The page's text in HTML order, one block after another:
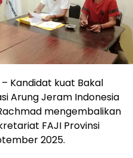
– Kandidat kuat Bakal
Arung Jeram Indonesia
mengembalikan
FAJI Provinsi
2025.